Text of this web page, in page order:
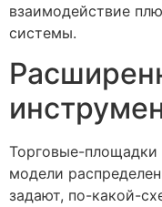
взаимодействие
системы.
Торговые-площадки
модели
задают, по-какой-